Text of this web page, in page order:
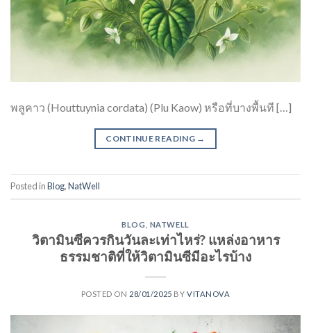
พลูคาว (Houttuynia cordata) (Plu Kaow) หรือที่บางพื้นที […]
CONTINUE READING →
Posted inBlog,NatWell
BLOG NATWELL
วิตามินซีควรกินวันละเท่าไหร่? แหล่งอาหาร
ธรรมชาติที่ให้วิตามินซีมีอะไรบ้าง
POSTED ON 28/01/2025 BY VITANOVA